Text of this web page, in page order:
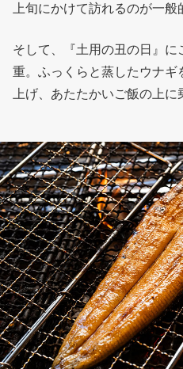
上旬にかけて訪れるのが一般
そして、『土用の丑の日』
重。ふっくらと蒸したウナギ
上げ、あたたかいご飯の上に